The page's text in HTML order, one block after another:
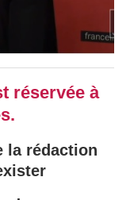
réservée à
la rédaction